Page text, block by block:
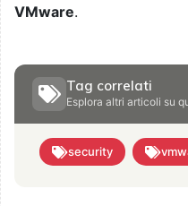
VMware.
Tag correlati
Esplora altri articoli su
security